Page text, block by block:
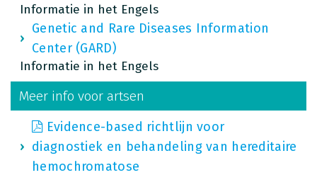
Informatie in het Engels
Genetic and Rare Diseases Information
Center (GARD)
Informatie in het Engels
Meer info voor artsen
Evidence-based richtlijn voor
diagnostiek en behandeling van hereditaire
hemochromatose